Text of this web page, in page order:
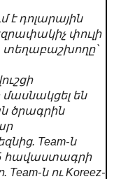
է դոլարային
փուլի
են
ծրագրին
Team-ն
հավաստագրի
ն ու Koreez-